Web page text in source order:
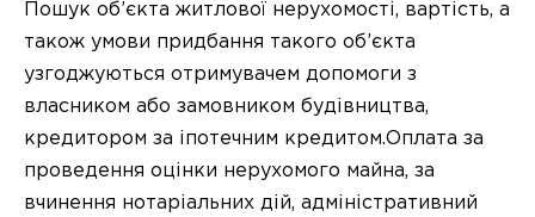
Пошук об’єкта житлової нерухомості, вартість, а
також умови придбання такого об’єкта
узгоджуються отримувачем допомоги з
власником або замовником будівництва,
кредитором за іпотечним кредитом.Оплата за
проведення оцінки нерухомого майна, за
вчинення нотаріальних дій, адміністративний